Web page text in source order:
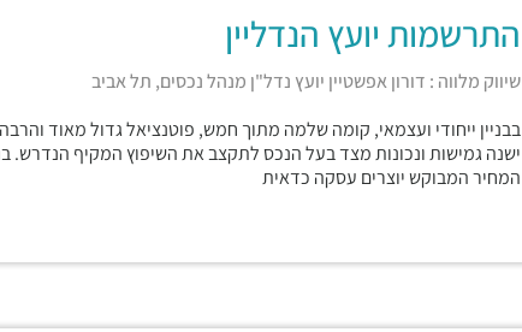
התרשמות יועץ הנדליין
שיווק מלווה : דורון אפשטיין יועץ נדל"ן מנהל נכסים, תל אביב
ישנה גמישות ונכונות מצד בעל הנכס לתקצב את השיפוץ המקיף הנדרש.
המחיר המבוקש יוצרים עסקה כדאית